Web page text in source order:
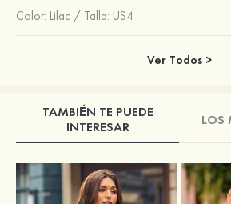
Color: Lilac / Talla: US4
Ver Todos >
TAMBIÉN TE PUEDE
INTERESAR
LOS